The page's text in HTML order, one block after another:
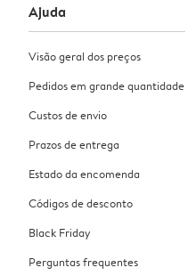
Ajuda
Visão geral dos preços
Pedidos em grande quantidade
Custos de envio
Prazos de entrega
Estado da encomenda
Códigos de desconto
Black Friday
Perguntas frequentes